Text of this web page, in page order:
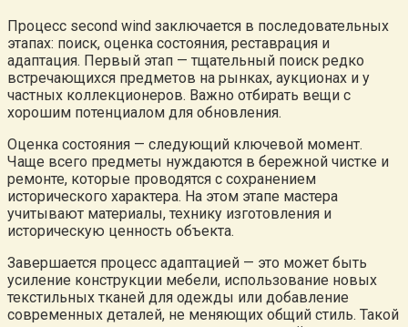
Процесс second wind заключается в последовательных
этапах: поиск, оценка состояния, реставрация и
адаптация. Первый этап — тщательный поиск редко
встречающихся предметов на рынках, аукционах и у
частных коллекционеров. Важно отбирать вещи с
хорошим потенциалом для обновления.
Оценка состояния — следующий ключевой момент.
Чаще всего предметы нуждаются в бережной чистке и
ремонте, которые проводятся с сохранением
исторического характера. На этом этапе мастера
учитывают материалы, технику изготовления и
историческую ценность объекта.
Завершается процесс адаптацией — это может быть
усиление конструкции мебели, использование новых
текстильных тканей для одежды или добавление
современных деталей, не меняющих общий стиль. Такой